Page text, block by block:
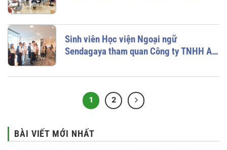
Sinh viên Học viện Ngoại ngữ
Sendagaya tham quan Công ty TNHH All
1 2
BÀI VIẾT MỚI NHẤT